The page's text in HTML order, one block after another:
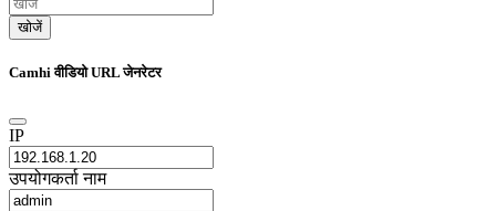
खोजें
Camhi वीडियो URL जेनरेटर
IP
उपयोगकर्ता नाम